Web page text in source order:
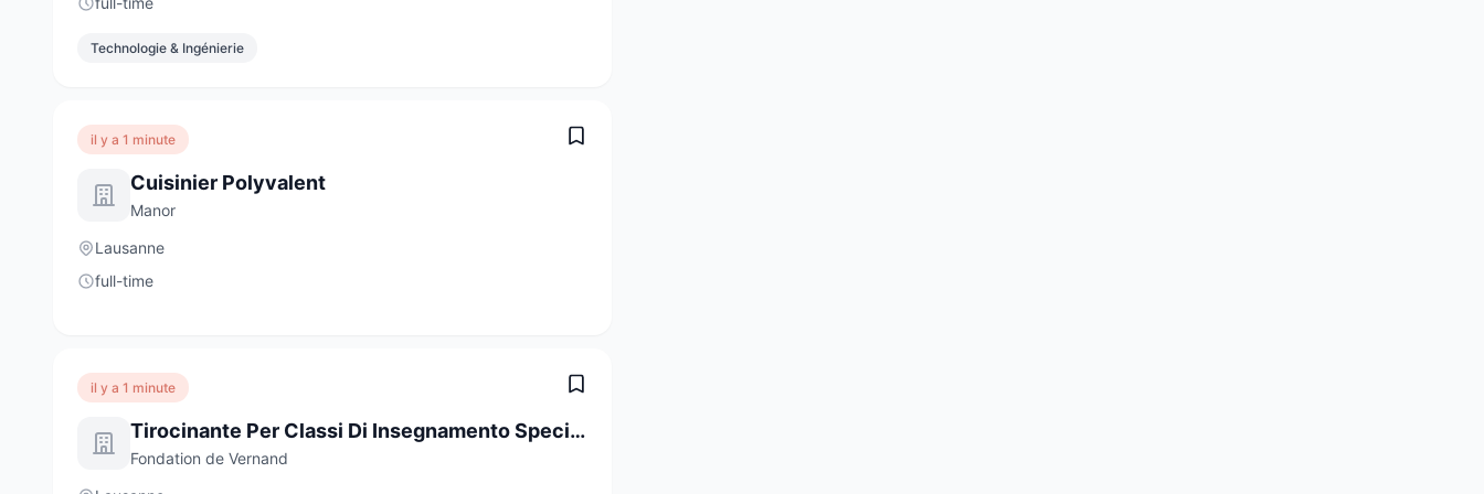
Technologie & Ingénierie
il y a 1 minute
Cuisinier Polyvalent
Manor
Lausanne
full-time
il y a 1 minute
Tirocinante Per Classi Di Insegnamento Specializzato
Fondation de Vernand